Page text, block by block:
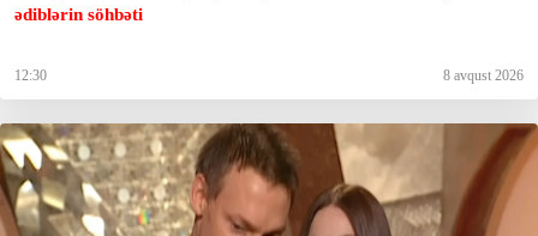
ədiblərin söhbəti
12:30 8 avqust 2026